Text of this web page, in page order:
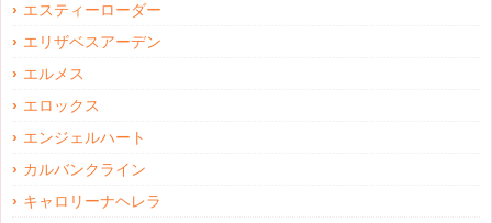
エスティーローダー
エリザベスアーデン
エルメス
エロックス
エンジェルハート
カルバンクライン
キャロリーナヘレラ